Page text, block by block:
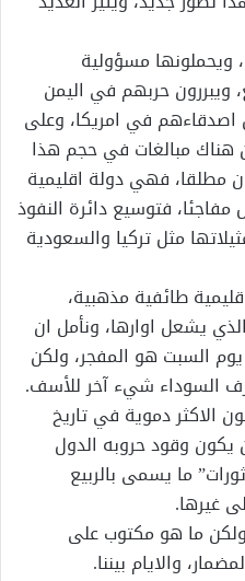
ويحملونها مسؤولية
ويبررون حربهم في اليمن
اصدقاءهم في امريكا، وعلى
هناك مبالغات في حجم هذا
مطلقا، فهي دولة اقليمية
فتوسيع دائرة النفوذ
مثل تركيا والسعودية
طائفية مذهبية،
يشعل اوارها، ونأمل ان
يوم السبت هو المفجر، ولكن
السوداء شيء آخر للأسف.
الاكثر دموية في تاريخ
يكون وقود حروبه الدول
ما يسمى بالربيع
غيرها.
ما هو مكتوب على
والايام بيننا.